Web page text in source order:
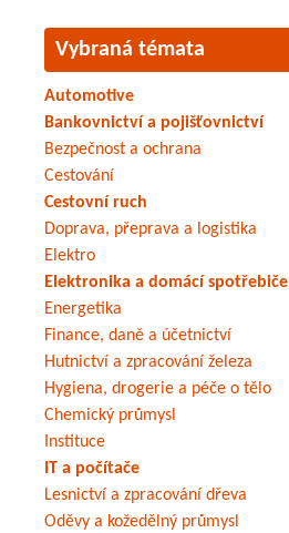
Vybraná témata
Automotive
Bankovnictví a pojišťovnictví
Bezpečnost a ochrana
Cestování
Cestovní ruch
Doprava, přeprava a logistika
Elektro
Elektronika a domácí spotřebiče
Energetika
Finance, daně a účetnictví
Hutnictví a zpracování železa
Hygiena, drogerie a péče o tělo
Chemický průmysl
Instituce
IT a počítače
Lesnictví a zpracování dřeva
Oděvy a kožedělný průmysl